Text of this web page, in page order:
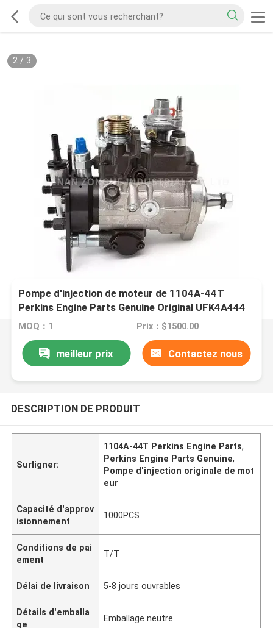
2/ 3
Pompe d'injection de moteur de 1104A-44T
Perkins Engine Parts Genuine Original UFK4A444
MOQ：1 Prix：$1500.00
meilleur prix Contactez nous
DESCRIPTION DE PRODUIT
Surligner:
1104A-44T Perkins Engine Parts,
Perkins Engine Parts Genuine,
Pompe d'injection originale de mot
eur
Capacité d'approv
isionnement
1000PCS
Conditions de pai
ement
T/T
Délai de livraison 5-8 jours ouvrables
Détails d'emballa
ge
Emballage neutre